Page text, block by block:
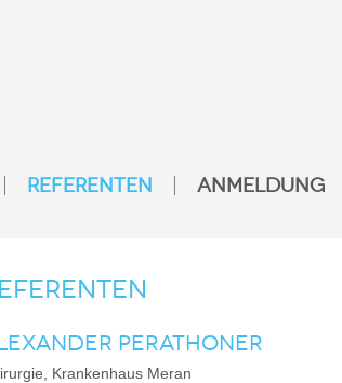
REFERENTEN ANMELDUNG
PERATHONER
Krankenhaus Meran